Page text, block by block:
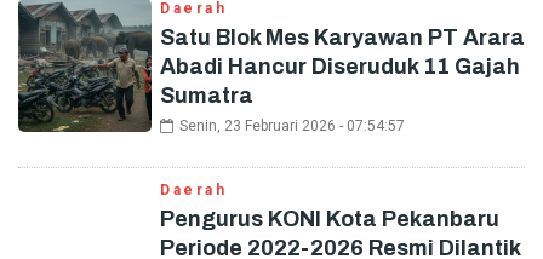
Daerah
Satu Blok Mes Karyawan PT Arara
Abadi Hancur Diseruduk 11 Gajah
Sumatra
Senin, 23 Februari 2026 - 07:54:57
Daerah
Pengurus KONI Kota Pekanbaru
Periode 2022-2026 Resmi Dilantik